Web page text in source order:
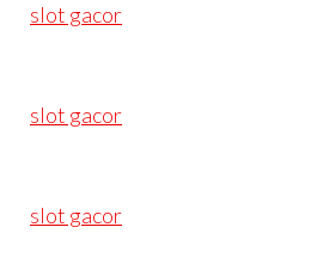
slot gacor
slot gacor
slot gacor